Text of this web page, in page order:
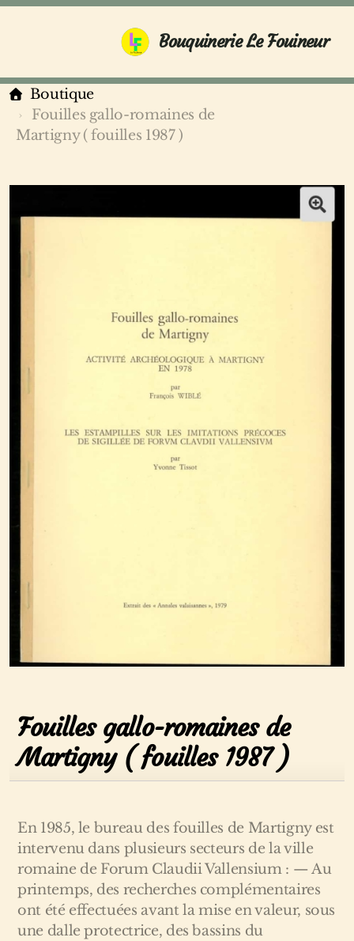
Bouquinerie Le Fouineur
Boutique
Fouilles gallo-romaines de
Martigny ( fouilles 1987 )
Fouilles gallo-romaines de
Martigny ( fouilles 1987 )
En 1985, le bureau des fouilles de Martigny est
intervenu dans plusieurs secteurs de la ville
romaine de Forum Claudii Vallensium : — Au
printemps, des recherches complémentaires
ont été effectuées avant la mise en valeur, sous
une dalle protectrice, des bassins du